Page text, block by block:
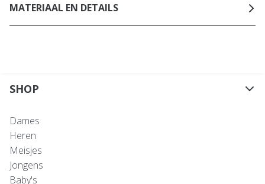
MATERIAAL EN DETAILS
SHOP
Dames
Heren
Meisjes
Jongens
Baby's